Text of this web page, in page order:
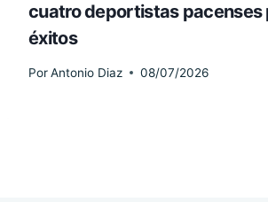
cuatro deportistas pacenses
éxitos
PorAntonio Diaz 08/07/2026